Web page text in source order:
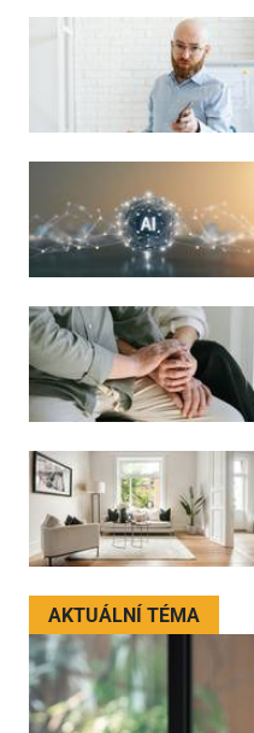
AKTUÁLNÍ TÉMA